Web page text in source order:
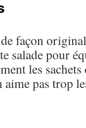
façon
salade pour
les
aime pas trop